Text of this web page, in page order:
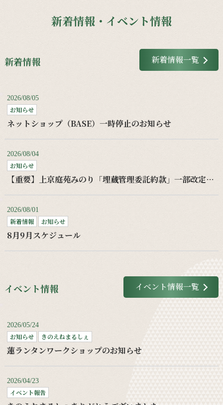
新着情報・イベント情報
新着情報 新着情報一覧
2026/08/05
お知らせ
ネットショップ（BASE）一時停止のお知らせ
2026/08/04
お知らせ
【重要】上京庭苑みのり「埋蔵管理委託約款」一部改定のお知らせ
2026/08/01
新着情報 お知らせ
8月9月スケジュール
イベント情報 イベント情報一覧
2026/05/24
お知らせ きのえねまるしぇ
蓮ランタンワークショップのお知らせ
2026/04/23
イベント報告